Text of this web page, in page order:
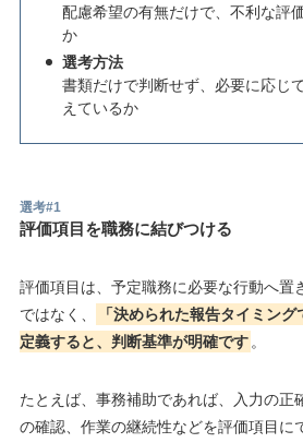
配慮希望の有無だけで、不利な評
か
選考方法
書類だけで判断せず、必要に応じ
えているか
選考#1
評価項目を職務に結びつける
評価項目は、予定職務に必要な行動へ置
ではなく、
「決められた報告タイミン
定義すると、判断基準が明確です 。
たとえば、事務補助であれば、入力の正
の確認、作業の継続性などを評価項目に